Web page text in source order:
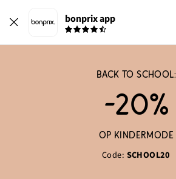
bonprix app
BACK TO SCHOOL:
-20%
OP KINDERMODE
Code: SCHOOL20